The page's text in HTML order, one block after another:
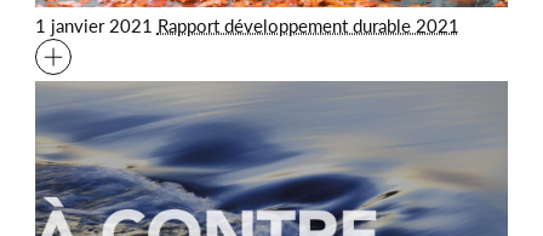
1 janvier 2021 Rapport développement durable 2021